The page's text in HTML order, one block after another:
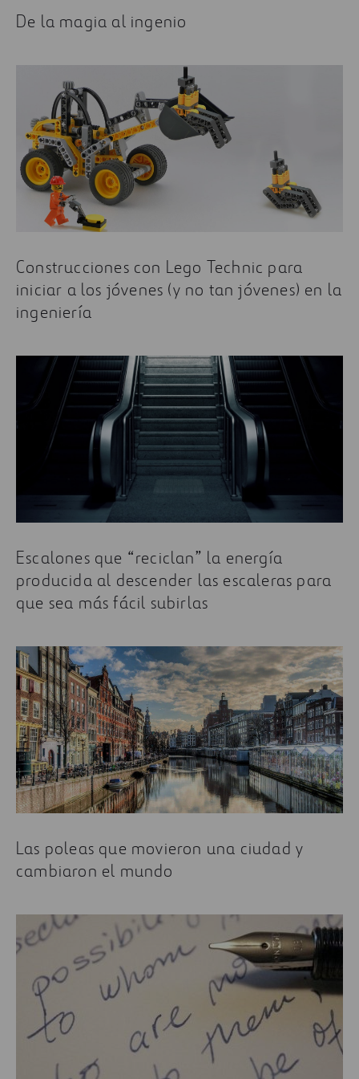
De la magia al ingenio
Construcciones con Lego Technic para
iniciar a los jóvenes (y no tan jóvenes) en la
ingeniería
Escalones que “reciclan” la energía
producida al descender las escaleras para
que sea más fácil subirlas
Las poleas que movieron una ciudad y
cambiaron el mundo